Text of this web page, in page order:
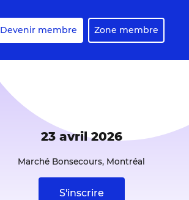
Devenir membre Zone membre
23 avril 2026
Marché Bonsecours, Montréal
S'inscrire